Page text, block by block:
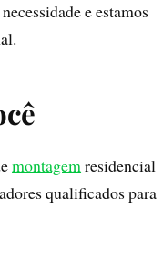
e estamos
montagemresidencial
qualificados para